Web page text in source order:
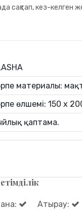
сақтап, кез-келген
материалы:
өлшемі: 150 x
қаптама.
Атырау: